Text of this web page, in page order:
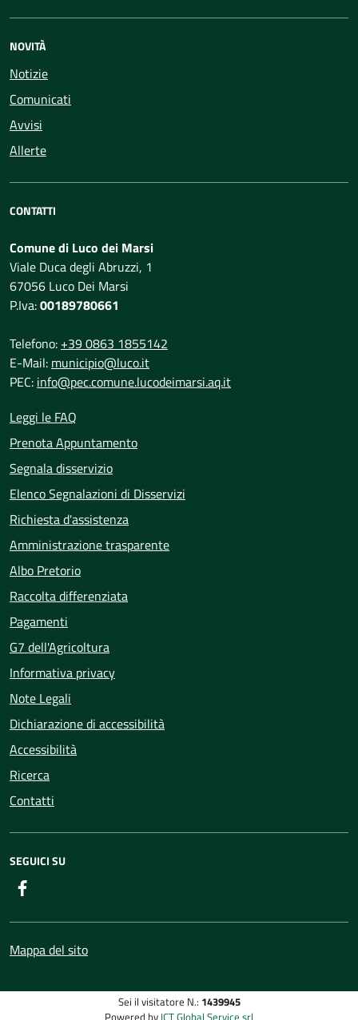
NOVITÀ
Notizie
Comunicati
Avvisi
Allerte
CONTATTI
Comune di Luco dei Marsi
Viale Duca degli Abruzzi, 1
67056 Luco Dei Marsi
P.Iva:00189780661
Telefono: +39 0863 1855142
E-Mail: municipio@luco.it
PEC: info@pec.comune.lucodeimarsi.aq.it
Leggi le FAQ
Prenota Appuntamento
Segnala disservizio
Elenco Segnalazioni di Disservizi
Richiesta d'assistenza
Amministrazione trasparente
Albo Pretorio
Raccolta differenziata
Pagamenti
G7 dell'Agricoltura
Informativa privacy
Note Legali
Dichiarazione di accessibilità
Accessibilità
Ricerca
Contatti
SEGUICI SU
Mappa del sito
Sei il visitatore N.: 1439945
Powered by ICT Global Service srl